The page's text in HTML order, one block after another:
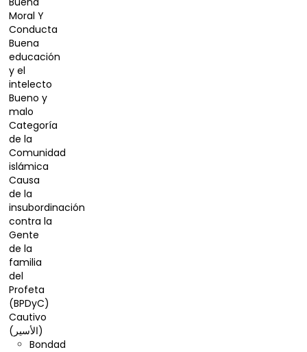
Moral Y
Conducta
Buena
educación
y el
intelecto
Bueno y
malo
Categoría
de la
Comunidad
islámica
Causa
de la
insubordinación
contra la
Gente
de la
familia
del
Profeta
(BPDyC)
Cautivo
(الأسير)
Bondad